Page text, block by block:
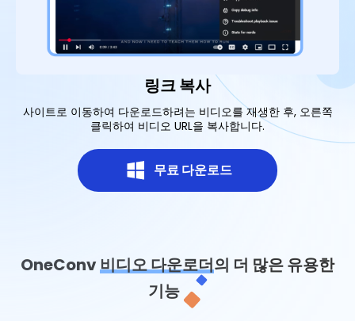
링크 복사
사이트로 이동하여 다운로드하려는 비디오를 재생한 후, 오른쪽
클릭하여 비디오 URL을 복사합니다.
무료 다운로드
OneConv비디오 다운로더의 더 많은 유용한
기능